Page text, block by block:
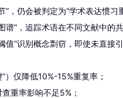
，仍会被判定为“学术表达惯习重
谱”，追踪术语在不同文献中的
值”识别概念剽窃，即使未直接
）仅降低10%-15%重复率；
重率影响不足5%；